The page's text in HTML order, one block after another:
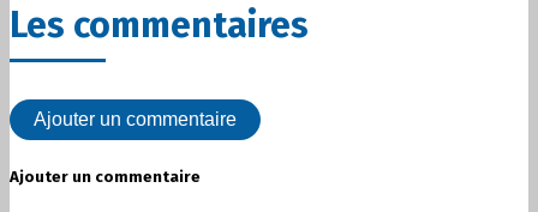
Les commentaires
Ajouter un commentaire
Ajouter un commentaire